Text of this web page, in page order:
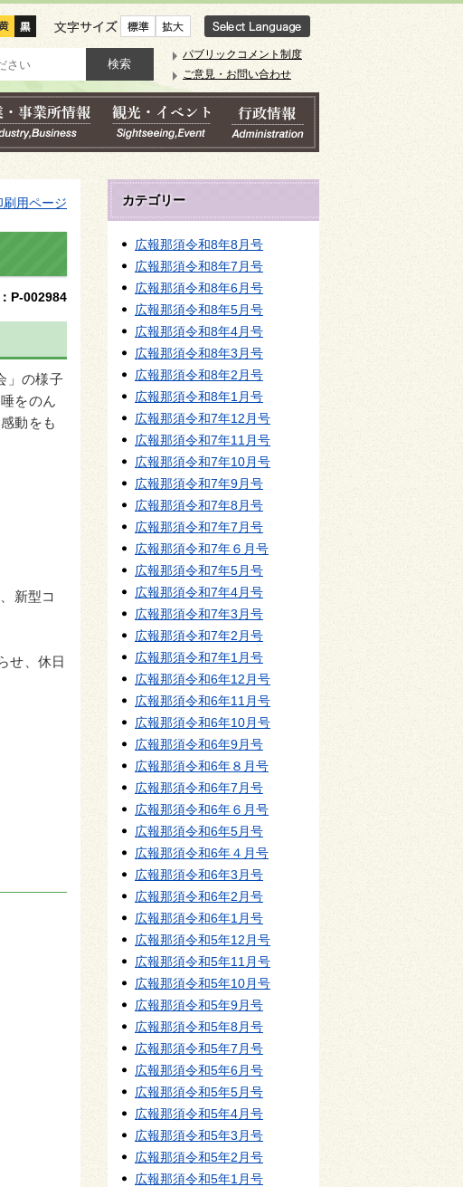
文字サイズ
パブリックコメント制度
ご意見・お問い合わせ
刷用ページ
P-002984
」の様子
をのん
動をも
新型コ
せ、休日
カテゴリー
広報那須令和8年8月号
広報那須令和8年7月号
広報那須令和8年6月号
広報那須令和8年5月号
広報那須令和8年4月号
広報那須令和8年3月号
広報那須令和8年2月号
広報那須令和8年1月号
広報那須令和7年12月号
広報那須令和7年11月号
広報那須令和7年10月号
広報那須令和7年9月号
広報那須令和7年8月号
広報那須令和7年7月号
広報那須令和7年６月号
広報那須令和7年5月号
広報那須令和7年4月号
広報那須令和7年3月号
広報那須令和7年2月号
広報那須令和7年1月号
広報那須令和6年12月号
広報那須令和6年11月号
広報那須令和6年10月号
広報那須令和6年9月号
広報那須令和6年８月号
広報那須令和6年7月号
広報那須令和6年６月号
広報那須令和6年5月号
広報那須令和6年４月号
広報那須令和6年3月号
広報那須令和6年2月号
広報那須令和6年1月号
広報那須令和5年12月号
広報那須令和5年11月号
広報那須令和5年10月号
広報那須令和5年9月号
広報那須令和5年8月号
広報那須令和5年7月号
広報那須令和5年6月号
広報那須令和5年5月号
広報那須令和5年4月号
広報那須令和5年3月号
広報那須令和5年2月号
広報那須令和5年1月号